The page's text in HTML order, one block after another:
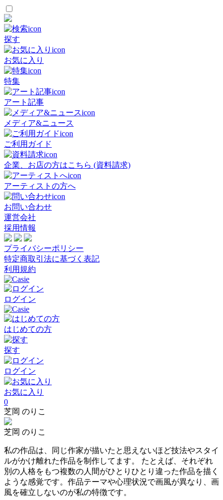
探す
お気に入り
特集
アート記事
メディア&ニュース
ご利用ガイド
企業、お店の方はこちら (資料請求)
アーティストの方へ
お問い合わせ
運営会社
採用情報
プライバシーポリシー
特定商取引法に基づく表記
利用規約
ログイン
はじめての方
探す
ログイン
お気に入り
0
芝岡 のりこ
芝岡 のりこ
私の作品は、同じ作家が描いたと思えないほど技法やスタイ
ルがかけ離れた作品を制作してます。 たとえば、それぞれ
別の人格をもつ複数の人間がひとりひとり違った作品を描く
ような感覚です。作品テーマや心理状況で画風が異なり、画
風を確立しないのが私の特徴です。